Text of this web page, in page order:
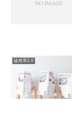
徒然草2.0